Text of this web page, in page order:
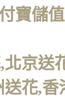
寶儲
北京送
花,